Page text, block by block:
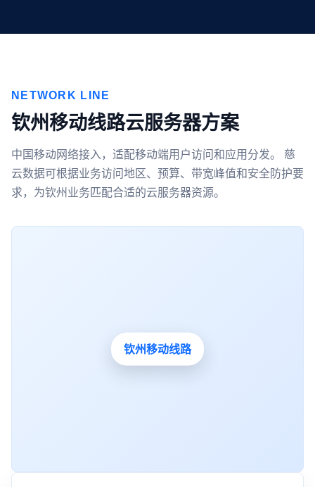
NETWORK LINE
钦州移动线路云服务器方案
中国移动网络接入，适配移动端用户访问和应用分发。 慈
云数据可根据业务访问地区、预算、带宽峰值和安全防护要
求，为钦州业务匹配合适的云服务器资源。